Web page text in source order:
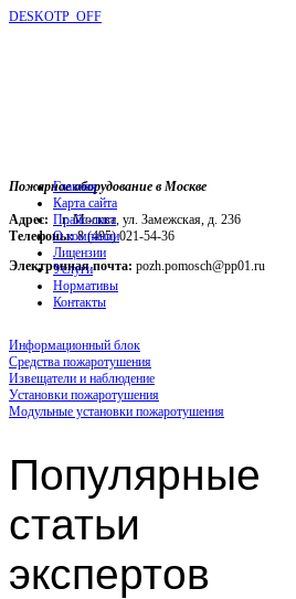
DESKOTP_OFF
Пожарное оборудование в Москве
Адрес: г. Москва, ул. Замежская, д. 236
Телефоны:8 (495) 021-54-36
Электронная почта: pozh.pomosch@pp01.ru
Главная
Карта сайта
Прайс-лист
О компании
Лицензии
Услуги
Нормативы
Контакты
Информационный блок
Средства пожаротушения
Извещатели и наблюдение
Установки пожаротушения
Модульные установки пожаротушения
Популярные
статьи
экспертов